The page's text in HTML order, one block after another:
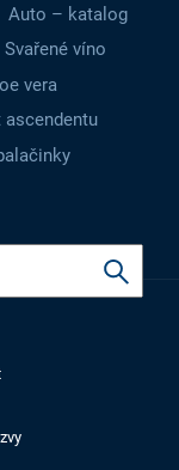
Auto – katalog
Svařené víno
vera
ascendentu